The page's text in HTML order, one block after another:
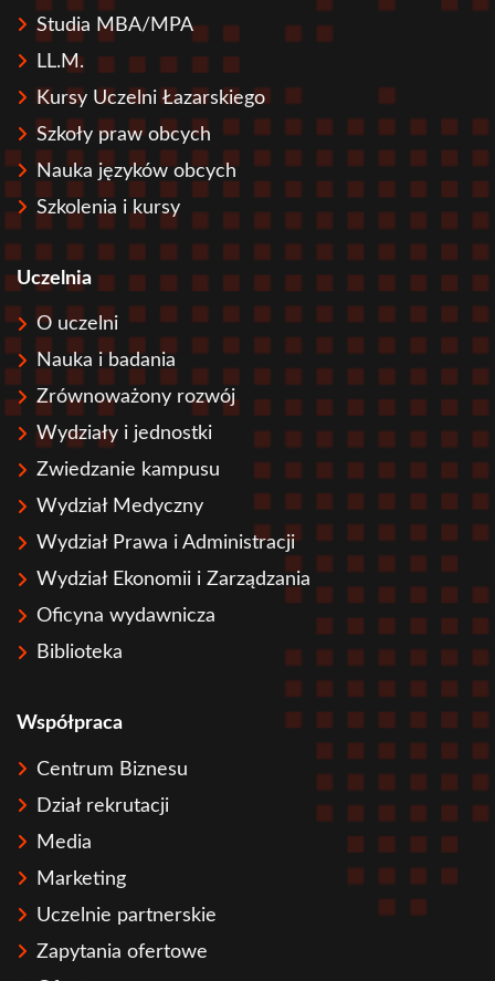
Studia MBA/MPA
LL.M.
Kursy Uczelni Łazarskiego
Szkoły praw obcych
Nauka języków obcych
Szkolenia i kursy
Uczelnia
O uczelni
Nauka i badania
Zrównoważony rozwój
Wydziały i jednostki
Zwiedzanie kampusu
Wydział Medyczny
Wydział Prawa i Administracji
Wydział Ekonomii i Zarządzania
Oficyna wydawnicza
Biblioteka
Współpraca
Centrum Biznesu
Dział rekrutacji
Media
Marketing
Uczelnie partnerskie
Zapytania ofertowe